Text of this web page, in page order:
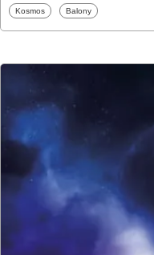
Fototapety
Kosmos Fototapety
Balony